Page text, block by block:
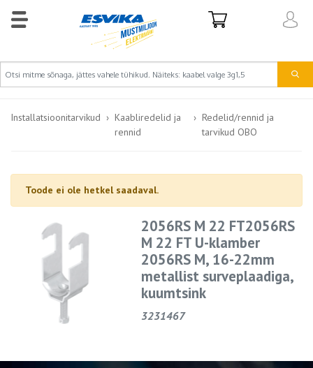
Installatsioonitarvikud
Kaabliredelid ja
rennid
Redelid/rennid ja
tarvikud OBO
Toode ei ole hetkel saadaval.
2056RS M 22 FT2056RS
M 22 FT U-klamber
2056RS M, 16-22mm
metallist surveplaadiga,
kuumtsink
3231467